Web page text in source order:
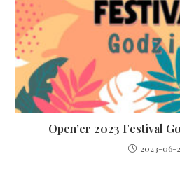
Open’er 2023 Festival
2023-06-